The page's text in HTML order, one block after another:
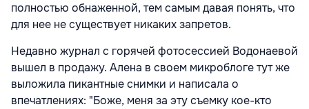
полностью обнаженной, тем самым давая понять, что
для нее не существует никаких запретов.
Недавно журнал с горячей фотосессией Водонаевой
вышел в продажу. Алена в своем микроблоге тут же
выложила пикантные снимки и написала о
впечатлениях: "Боже, меня за эту съемку кое-кто